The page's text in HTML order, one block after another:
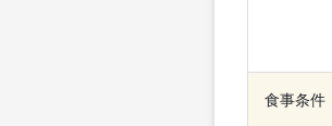
食事条